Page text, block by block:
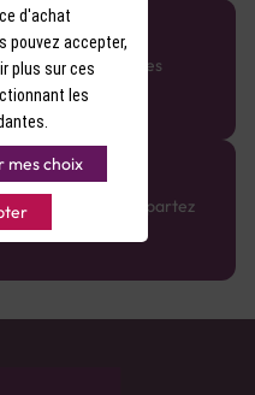
Comptoir des Vignes
écoute
sur-mesure et repartez
d'achat
pouvez accepter,
plus sur ces
les
mes choix